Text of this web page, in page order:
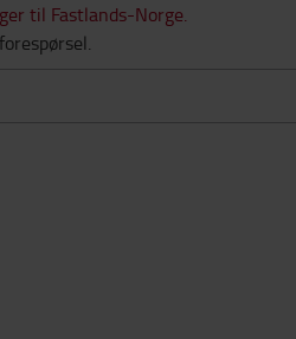
til Fastlands-Norge.